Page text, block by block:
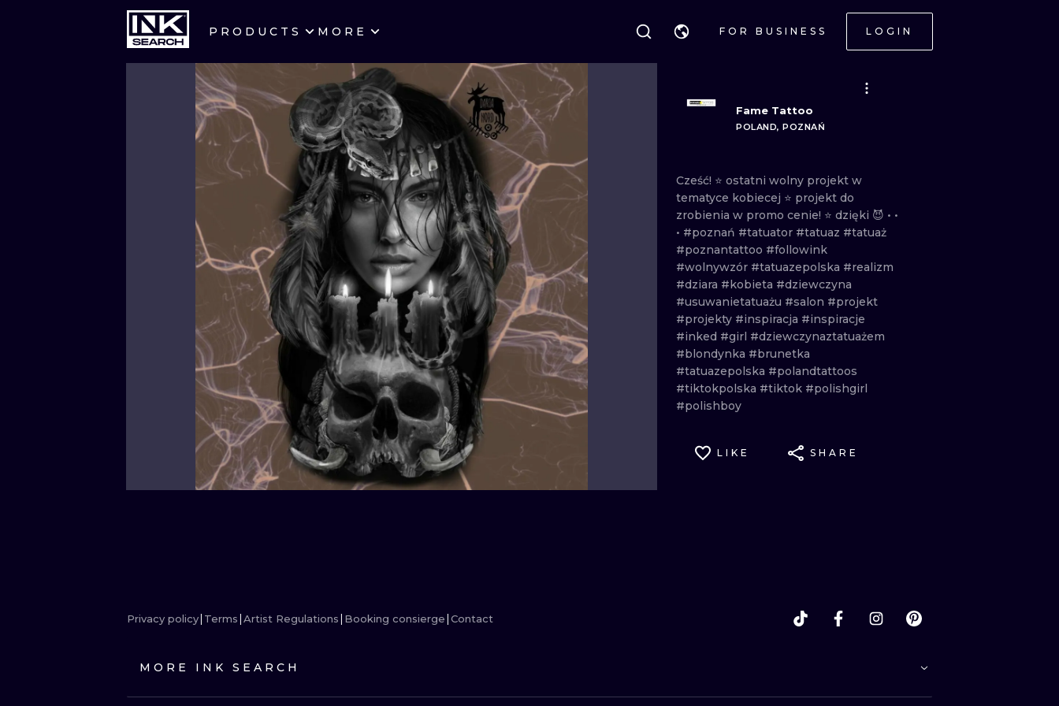
PRODUCTS MORE FOR BUSINESS LOGIN
CITIES WARSAW
CRACOW WROCLAW
BERLIN LONDON
HEIDELBERG EDINBURGH
MANCHESTER AMSTERDAM
PRAGUE VIENNA
ATHENS BUDAPEST
STYLES
LETTERING
NEW SCHOOL
SURREALISM BLACKWORK
BIOMECHANICAL TRADITIONAL
TRIBAL IGNORANT
JAPANESE LINEWORK
CARTOONS DOTWORK
ILUSTRATION NEO TRADITIONAL
MINIMALISM WOODCUT
Fame Tattoo
POLAND, POZNAŃ
Cześć! ⭐️ ostatni wolny projekt w
tematyce kobiecej ⭐️ projekt do
zrobienia w promo cenie! ⭐️ dzięki 😈 • •
• #poznań #tatuator #tatuaz #tatuaż
#poznantattoo #followink
#wolnywzór #tatuazepolska #realizm
#dziara #kobieta #dziewczyna
#usuwanietatuażu #salon #projekt
#projekty #inspiracja #inspiracje
#inked #girl #dziewczynaztatuażem
#blondynka #brunetka
#tatuazepolska #polandtattoos
#tiktokpolska #tiktok #polishgirl
#polishboy
LIKE SHARE
Privacy policy Terms Artist Regulations Booking consierge Contact
MORE INK SEARCH